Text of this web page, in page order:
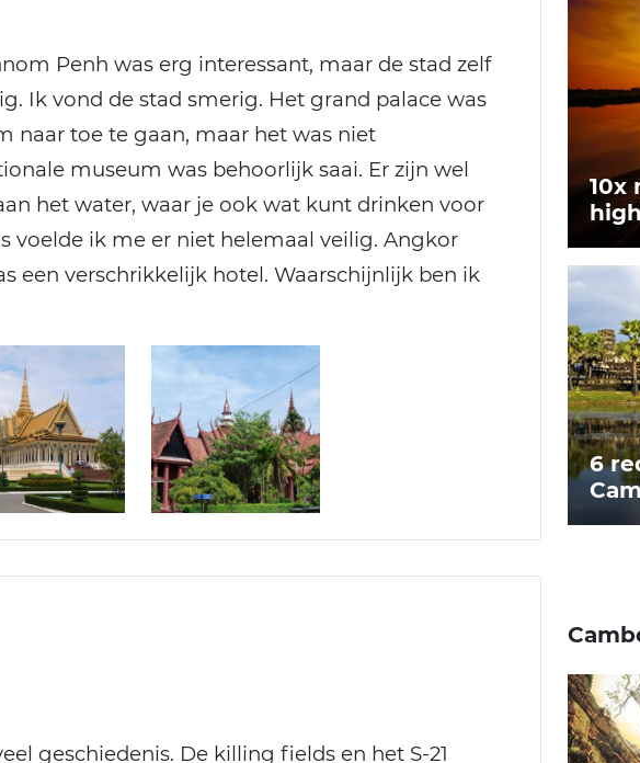
Penh was erg interessant, maar de stad zelf
Ik vond de stad smerig. Het grand palace was
naar toe te gaan, maar het was niet
museum was behoorlijk saai. Er zijn wel
het water, waar je ook wat kunt drinken voor
voelde ik me er niet helemaal veilig. Angkor
een verschrikkelijk hotel. Waarschijnlijk ben ik
geschiedenis. De killing fields en het S-21
10x
6